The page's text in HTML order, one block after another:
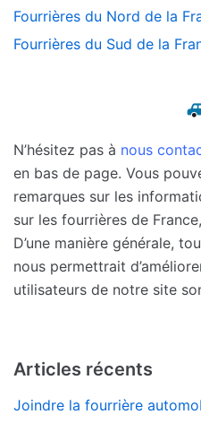
Fourrières du Nord de la
Fourrières du Sud de la
N’hésitez pas à nous
en bas de page. Vous
remarques sur les
sur les fourrières de
D’une manière générale,
nous permettrait
utilisateurs de notre site
Articles récents
Joindre la fourrière